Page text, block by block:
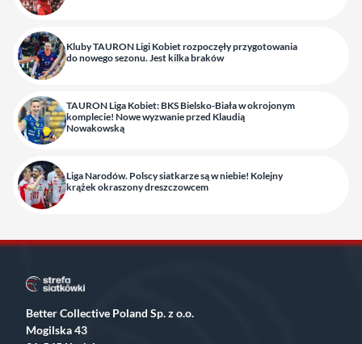
Kluby TAURON Ligi Kobiet rozpoczęły przygotowania
do nowego sezonu. Jest kilka braków
TAURON Liga Kobiet: BKS Bielsko-Biała w okrojonym
komplecie! Nowe wyzwanie przed Klaudią
Nowakowską
Liga Narodów. Polscy siatkarze są w niebie! Kolejny
krążek okraszony dreszczowcem
Better Collective Poland Sp. z o.o.
Mogilska 43